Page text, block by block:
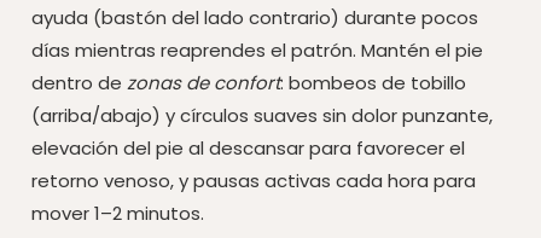
ayuda (bastón del lado contrario) durante pocos
días mientras reaprendes el patrón. Mantén el pie
dentro de zonas de confort: bombeos de tobillo
(arriba/abajo) y círculos suaves sin dolor punzante,
elevación del pie al descansar para favorecer el
retorno venoso, y pausas activas cada hora para
mover 1–2 minutos.